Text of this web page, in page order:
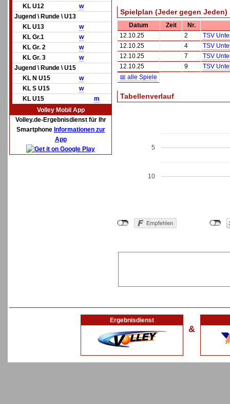
KL U12
w
Jugend \ Runde \ U13
KL U13
w
KL Gr.1
w
KL Gr. 2
w
KL Gr. 3
w
Jugend \ Runde \ U15
KL N U15
w
KL S U15
w
KL U15
m
Volley Mobil App
Volley.de-Ergebnisdienst für Ihr
Smartphone Informationen zur
App
Spielplan (Jeder gegen Jeden)
Datum Zeit
Nr.
12.10.25
2
TSV
12.10.25
4
TSV
12.10.25
7
TSV
12.10.25
9
TSV
📅 alle Spiele
Tabellenverlauf
5
10
Ergebnisdienst
&